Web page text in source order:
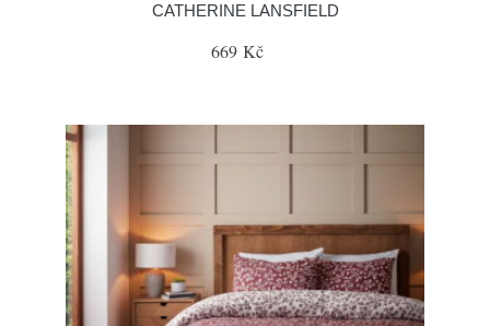
CATHERINE LANSFIELD
669 Kč